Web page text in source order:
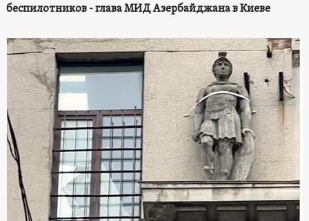
беспилотников - глава МИД Азербайджана в Киеве